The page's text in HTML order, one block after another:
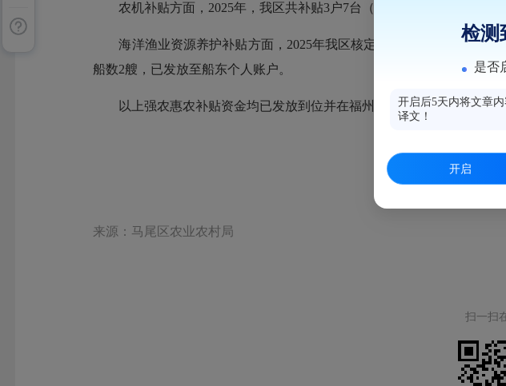
农机补贴方面，2025年，我区共补贴3户7台（套），发放农机购置补
海洋渔业资源养护补贴方面，2025年我区核定补贴船数共计3艘，补
船数2艘，已发放至船东个人账户。
以上强农惠农补贴资金均已发放到位并在福州市惠民资金网公示，其
来源：马尾区农业农村局
扫一扫
检测
是否
开启后5天内将文章
译文！
开启